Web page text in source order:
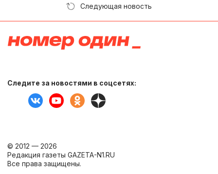
Следующая новость
Следите за новостями в соцсетях:
© 2012 — 2026
Редакция газеты GAZETA-N1.RU
Все права защищены.